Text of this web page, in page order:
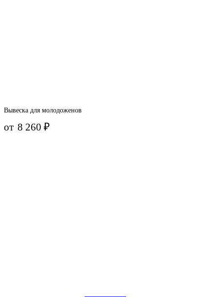
Вывеска для молодоженов
от 8 260₽